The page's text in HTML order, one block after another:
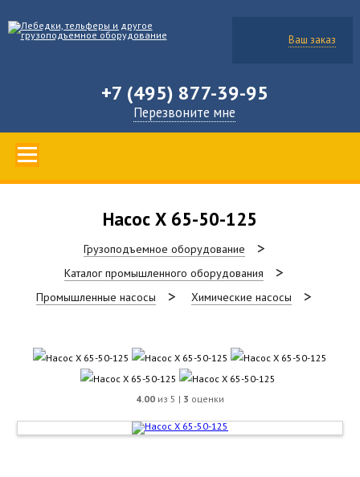
Ваш заказ
+7 (495) 877-39-95
Перезвоните мне
Насос Х 65-50-125
Грузоподъемное оборудование
Каталог промышленного оборудования
Промышленные насосы
Химические насосы
4.00 из 5 | 3 оценки